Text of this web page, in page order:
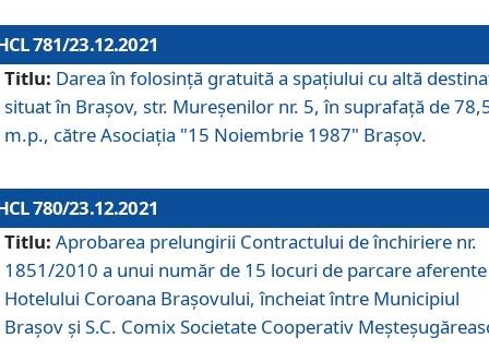
781/23.12.2021
Titlu: Darea în folosinţă gratuită a spaţiului cu altă
situat în Braşov, str. Mureşenilor nr. 5, în suprafaţă de
m.p., către Asociaţia "15 Noiembrie 1987" Braşov.
780/23.12.2021
Titlu: Aprobarea prelungirii Contractului de închiriere nr.
1851/2010 a unui număr de 15 locuri de parcare aferente
Hotelului Coroana Brașovului, încheiat între Municipiul
Braşov şi S.C. Comix Societate Cooperativ